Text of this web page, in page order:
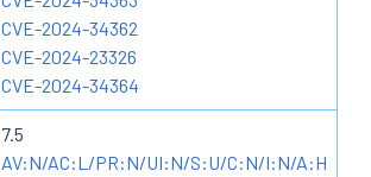
CVE-2024-34362
CVE-2024-23326
CVE-2024-34364
7.5
AV:N/AC:L/PR:N/UI:N/S:U/C:N/I:N/A:H